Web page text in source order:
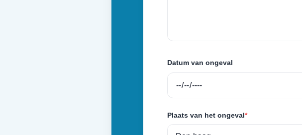
Datum van ongeval
Plaats van het ongeval*